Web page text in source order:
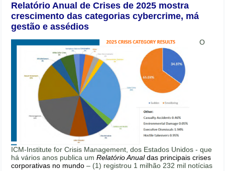
Relatório Anual de Crises de 2025 mostra
crescimento das categorias cybercrime, má
gestão e assédios
O
ICM-Institute for Crisis Management, dos Estados Unidos - que
há vários anos publica umRelatório Anualdas principais crises
corporativas no mundo – (1) registrou 1 milhão 232 mil notícias